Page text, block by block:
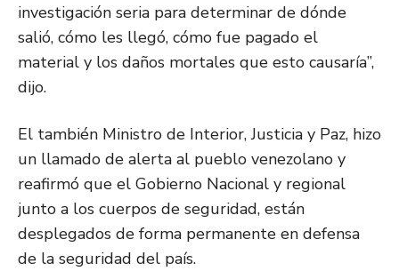
investigación seria para determinar de dónde
salió, cómo les llegó, cómo fue pagado el
material y los daños mortales que esto causaría”,
dijo.
El también Ministro de Interior, Justicia y Paz, hizo
un llamado de alerta al pueblo venezolano y
reafirmó que el Gobierno Nacional y regional
junto a los cuerpos de seguridad, están
desplegados de forma permanente en defensa
de la seguridad del país.